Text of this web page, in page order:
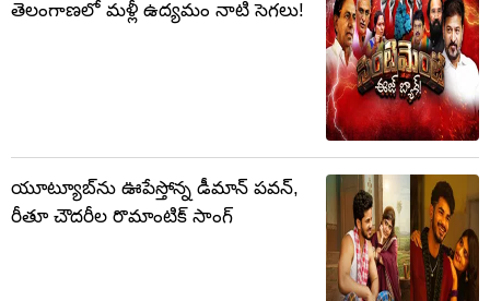
తెలంగాణలో మళ్లీ ఉద్యమం నాటి సెగలు!
యూట్యూబ్‌ను ఊపేస్తోన్న డీమాన్ పవన్,
రీతూ చౌదరీల రొమాంటిక్ సాంగ్